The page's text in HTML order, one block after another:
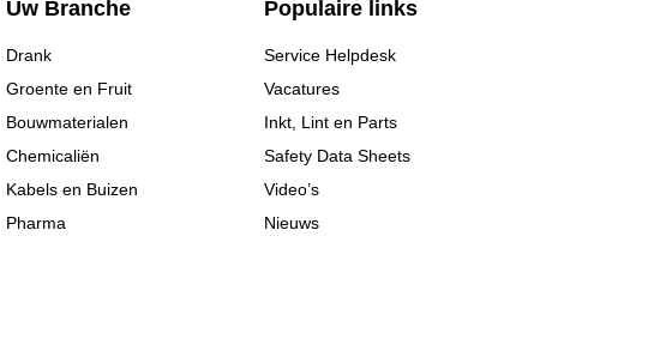
Uw Branche
Drank
Groente en Fruit
Bouwmaterialen
Chemicaliën
Kabels en Buizen
Pharma
Populaire links
Service Helpdesk
Vacatures
Inkt, Lint en Parts
Safety Data Sheets
Video’s
Nieuws